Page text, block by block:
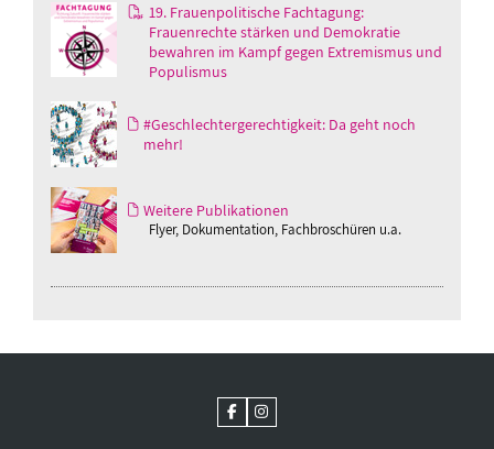
19. Frauenpolitische Fachtagung:
Frauenrechte stärken und Demokratie
bewahren im Kampf gegen Extremismus und
Populismus
#Geschlechtergerechtigkeit: Da geht noch
mehr!
Weitere Publikationen
Flyer, Dokumentation, Fachbroschüren u.a.